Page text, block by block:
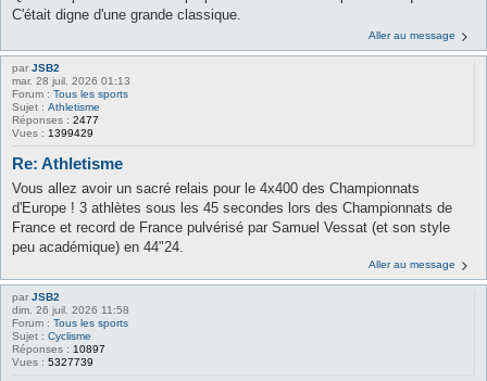
C'était digne d'une grande classique.
Aller au message
par JSB2
mar. 28 juil. 2026 01:13
Forum : Tous les sports
Sujet : Athletisme
Réponses : 2477
Vues : 1399429
Re: Athletisme
Vous allez avoir un sacré relais pour le 4x400 des Championnats
d'Europe ! 3 athlètes sous les 45 secondes lors des Championnats de
France et record de France pulvérisé par Samuel Vessat (et son style
peu académique) en 44"24.
Aller au message
par JSB2
dim. 26 juil. 2026 11:58
Forum : Tous les sports
Sujet : Cyclisme
Réponses : 10897
Vues : 5327739